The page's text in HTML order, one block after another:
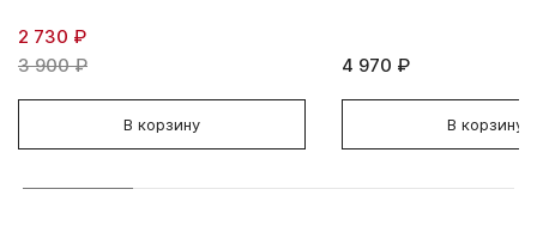
2 730 ₽
3 900 ₽
В корзину
4 970 ₽
В корзину